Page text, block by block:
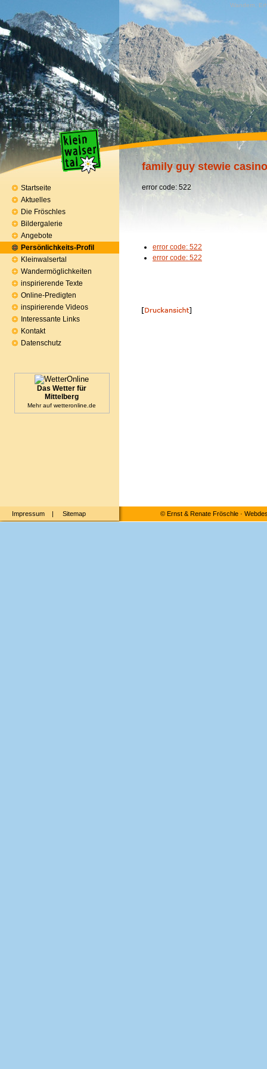
Wandern,
family guy stewie
error code: 522
error code: 522
error code: 522
Startseite
Aktuelles
Die Fröschles
Bildergalerie
Angebote
Persönlichkeits-Profil
Kleinwalsertal
Wandermöglichkeiten
inspirierende Texte
Online-Predigten
inspirierende Videos
Interessante Links
Kontakt
Datenschutz
Das Wetter für
Mittelberg
Mehr auf wetteronline.de
Impressum | Sitemap © Ernst & Renate Fröschle·